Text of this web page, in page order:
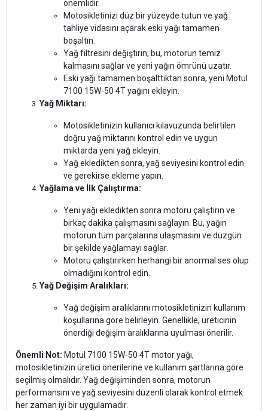
önemlidir.
Motosikletinizi düz bir yüzeyde tutun ve yağ
tahliye vidasını açarak eski yağı tamamen
boşaltın.
Yağ filtresini değiştirin; bu, motorun temiz
kalmasını sağlar ve yeni yağın ömrünü uzatır.
Eski yağı tamamen boşalttıktan sonra, yeni Motul
7100 15W-50 4T yağını ekleyin.
Yağ Miktarı:
Motosikletinizin kullanıcı kılavuzunda belirtilen
doğru yağ miktarını kontrol edin ve uygun
miktarda yeni yağ ekleyin.
Yağ ekledikten sonra, yağ seviyesini kontrol edin
ve gerekirse ekleme yapın.
Yağlama ve İlk Çalıştırma:
Yeni yağı ekledikten sonra motoru çalıştırın ve
birkaç dakika çalışmasını sağlayın. Bu, yağın
motorun tüm parçalarına ulaşmasını ve düzgün
bir şekilde yağlamayı sağlar.
Motoru çalıştırırken herhangi bir anormal ses olup
olmadığını kontrol edin.
Yağ Değişim Aralıkları:
Yağ değişim aralıklarını motosikletinizin kullanım
koşullarına göre belirleyin. Genellikle, üreticinin
önerdiği değişim aralıklarına uyulması önerilir.
Önemli Not: Motul 7100 15W-50 4T motor yağı,
motosikletinizin üretici önerilerine ve kullanım şartlarına göre
seçilmiş olmalıdır. Yağ değişiminden sonra, motorun
performansını ve yağ seviyesini düzenli olarak kontrol etmek
her zaman iyi bir uygulamadır.